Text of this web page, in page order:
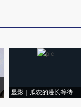
显影｜瓜农的漫长等待